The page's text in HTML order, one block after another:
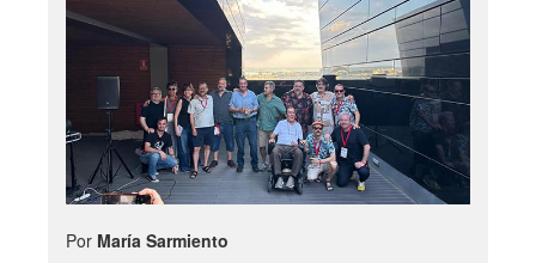
Por María Sarmiento